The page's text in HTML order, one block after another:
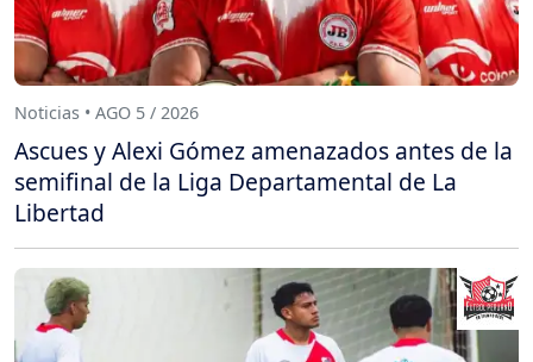
Noticias • AGO 5 / 2026
Ascues y Alexi Gómez amenazados antes de la
semifinal de la Liga Departamental de La
Libertad